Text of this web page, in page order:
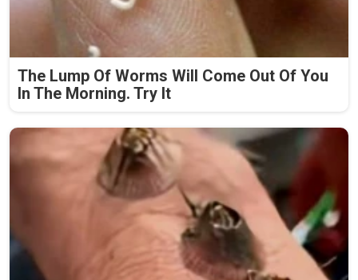
The Lump Of Worms Will Come Out Of You
In The Morning. Try It